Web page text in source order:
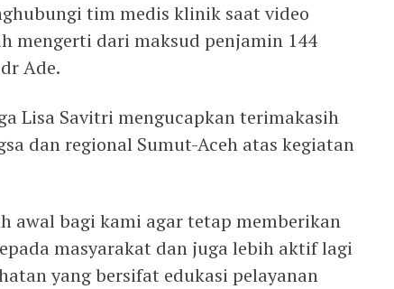
tim medis klinik saat video
mengerti dari maksud penjamin 144
Ade.
Lisa Savitri mengucapkan terimakasih
dan regional Sumut-Aceh atas kegiatan
awal bagi kami agar tetap memberikan
masyarakat dan juga lebih aktif lagi
yang bersifat edukasi pelayanan